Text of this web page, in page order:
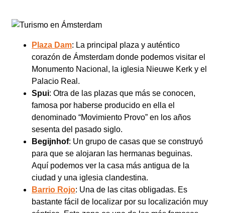
Plaza Dam: La principal plaza y auténtico
corazón de Ámsterdam donde podemos visitar el
Monumento Nacional, la iglesia Nieuwe Kerk y el
Palacio Real.
Spui: Otra de las plazas que más se conocen,
famosa por haberse producido en ella el
denominado “Movimiento Provo” en los años
sesenta del pasado siglo.
Begijnhof: Un grupo de casas que se construyó
para que se alojaran las hermanas beguinas.
Aquí podemos ver la casa más antigua de la
ciudad y una iglesia clandestina.
Barrio Rojo: Una de las citas obligadas. Es
bastante fácil de localizar por su localización muy